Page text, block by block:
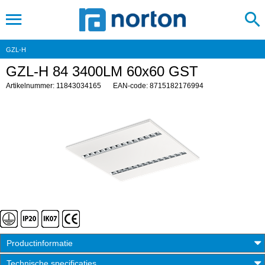
GZL-H
GZL-H 84 3400LM 60x60 GST
Artikelnummer: 11843034165 EAN-code: 8715182176994
Productinformatie